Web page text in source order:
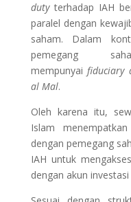
dutyterhadap IAH
paralel dengan
saham. Dalam
pemegang
mempunyaifiduciary
al Mal.
Oleh karena itu,
Islam
dengan pemegang
IAH untuk
dengan akun